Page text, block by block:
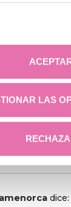
LAS
piernas
Navarrete
información
dice: